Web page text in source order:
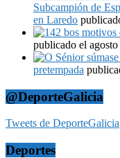
Subcampión de
en Laredo
publicado el
pretempada
@DeporteGalicia
Tweets de DeporteGalicia
Deportes